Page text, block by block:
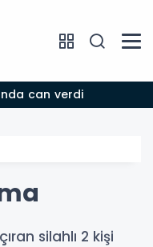
can verdi
silahlı 2 kişi